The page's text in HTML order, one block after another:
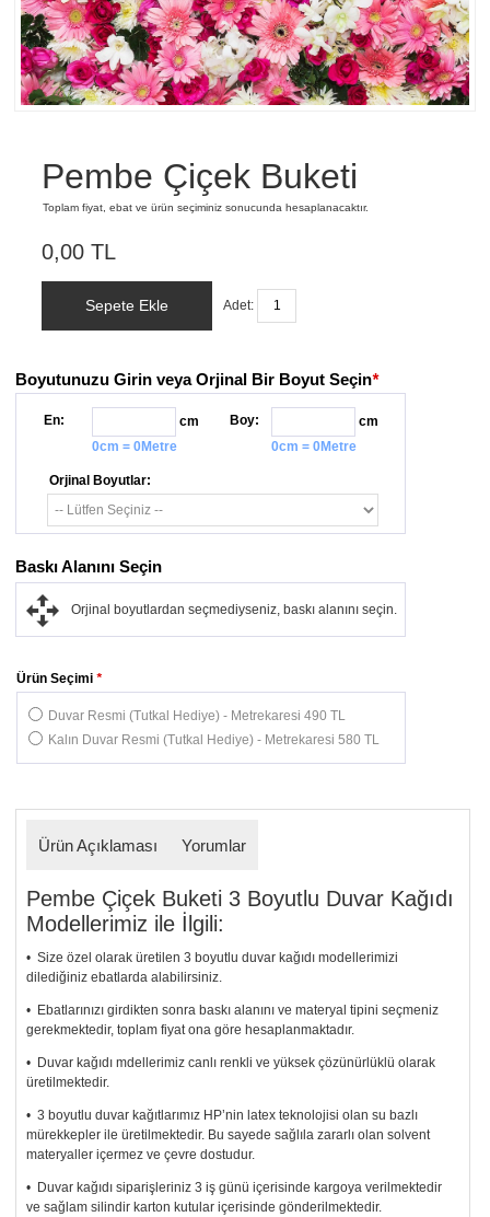
Pembe Çiçek Buketi
Toplam fiyat, ebat ve ürün seçiminiz sonucunda hesaplanacaktır.
0,00 TL
Sepete Ekle Adet:
Boyutunuzu Girin veya Orjinal Bir Boyut Seçin*
En:
cm
0cm = 0Metre
Boy:
cm
0cm = 0Metre
Orjinal Boyutlar:
*
Ürün Seçimi
Duvar Resmi (Tutkal Hediye) - Metrekaresi 490 TL
Kalın Duvar Resmi (Tutkal Hediye) - Metrekaresi 580 TL
Baskı Alanını Seçin
Orjinal boyutlardan seçmediyseniz, baskı alanını seçin.
Ürün Açıklaması Yorumlar
Pembe Çiçek Buketi 3 Boyutlu Duvar Kağıdı
Modellerimiz ile İlgili:
• Size özel olarak üretilen 3 boyutlu duvar kağıdı modellerimizi
dilediğiniz ebatlarda alabilirsiniz.
• Ebatlarınızı girdikten sonra baskı alanını ve materyal tipini seçmeniz
gerekmektedir, toplam fiyat ona göre hesaplanmaktadır.
• Duvar kağıdı mdellerimiz canlı renkli ve yüksek çözünürlüklü olarak
üretilmektedir.
• 3 boyutlu duvar kağıtlarımız HP’nin latex teknolojisi olan su bazlı
mürekkepler ile üretilmektedir. Bu sayede sağlıla zararlı olan solvent
materyaller içermez ve çevre dostudur.
• Duvar kağıdı siparişleriniz 3 iş günü içerisinde kargoya verilmektedir
ve sağlam silindir karton kutular içerisinde gönderilmektedir.